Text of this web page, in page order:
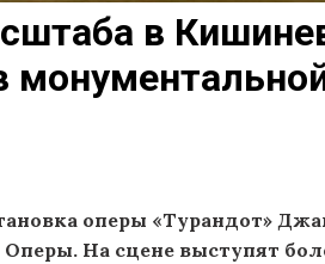
в
оперы «Турандот»
На сцене выступят